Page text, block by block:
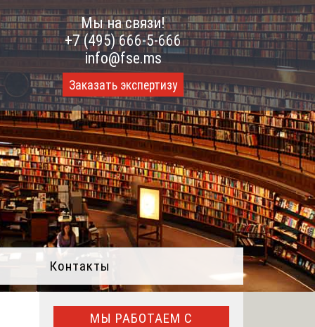
Мы на связи!
+7 (495) 666-5-666
info@fse.ms
Заказать экспертизу
Контакты
МЫ РАБОТАЕМ С